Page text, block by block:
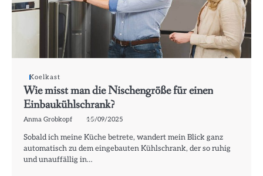
Koelkast
Wie misst man die Nischengröße für einen
Einbaukühlschrank?
Anma Grobkopf 15/09/2025
Sobald ich meine Küche betrete, wandert mein Blick ganz
automatisch zu dem eingebauten Kühlschrank, der so ruhig
und unauffällig in…